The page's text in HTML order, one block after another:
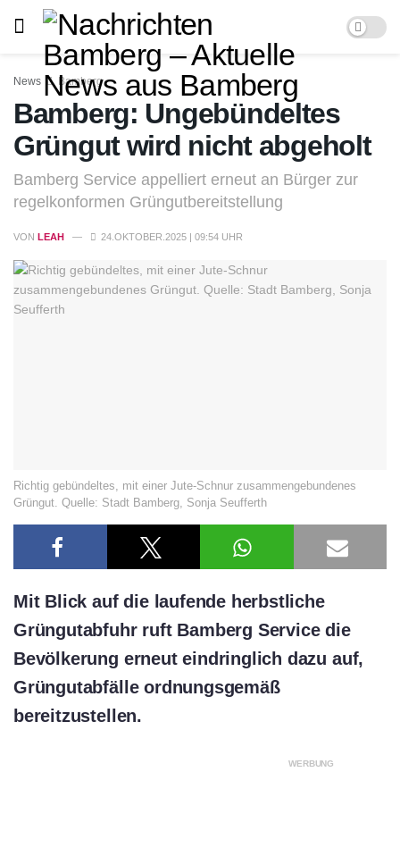
News Bamberg
Bamberg: Ungebündeltes
Grüngut wird nicht abgeholt
Bamberg Service appelliert erneut an Bürger zur
regelkonformen Grüngutbereitstellung
VON LEAH 24.OKTOBER.2025 | 09:54 UHR
Richtig gebündeltes, mit einer Jute-Schnur zusammengebundenes
Grüngut. Quelle: Stadt Bamberg, Sonja Seufferth
Mit Blick auf die laufende herbstliche
Grüngutabfuhr ruft Bamberg Service die
Bevölkerung erneut eindringlich dazu auf,
Grüngutabfälle ordnungsgemäß
bereitzustellen.
WERBUNG